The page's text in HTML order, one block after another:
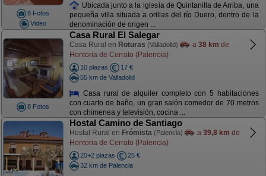
8 Fotos
Video
Ubicada junto a la iglesia de Quintanilla de Arriba, una
pequeña villa situada a orillas del río Duero, dentro de la
denominación de origen ...
8 Fotos
Casa Rural El Salegar
Casa Rural en Roturas (Valladolid) a 38 km de
Hontoria de Cerrato (Palencia)
10 plazas
17 €
55 km de Valladolid
Casa rural de alquiler completo con 5 habitaciones
con cuarto de baño, un gran salón comedor de 70 metros
con chimenea y televisión, cocina ...
Hostal Camino de Santiago
Hostal Rural en Frómista (Palencia) a 39,8 km de
Hontoria de Cerrato (Palencia)
20+2 plazas
25 €
32 km de Palencia